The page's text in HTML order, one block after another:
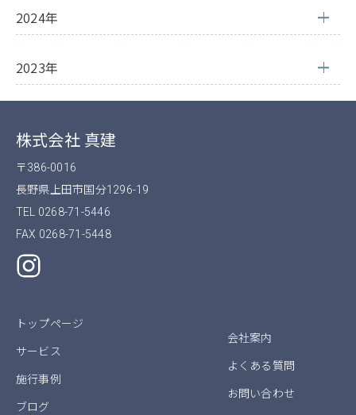
2024年
2023年
株式会社 真建
〒386-0016
長野県上田市国分1296-19
TEL 0268-71-5446
FAX 0268-71-5448
トップページ
サービス
施行事例
ブログ
会社案内
よくある質問
お問い合わせ